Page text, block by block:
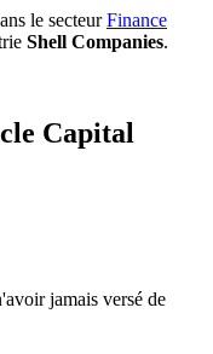
le secteurFinance
Shell Companies.
Capital
jamais versé de